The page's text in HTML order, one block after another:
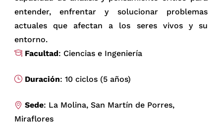
entender, enfrentar y solucionar problemas
actuales que afectan a los seres vivos y su
entorno.
Facultad: Ciencias e Ingeniería
Duración: 10 ciclos (5 años)
Sede: La Molina, San Martín de Porres,
Miraflores